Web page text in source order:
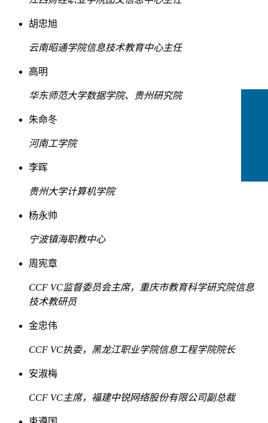
胡忠旭
云南昭通学院信息技术教育中心主任
高明
华东师范大学数据学院、贵州研究院
朱命冬
河南工学院
李晖
贵州大学计算机学院
杨永帅
宁波镇海职教中心
周宪章
CCF VC监督委员会主席，重庆市教育科学研究院信息
技术教研员
金忠伟
CCF VC执委，黑龙江职业学院信息工程学院院长
安淑梅
CCF VC主席，福建中锐网络股份有限公司副总裁